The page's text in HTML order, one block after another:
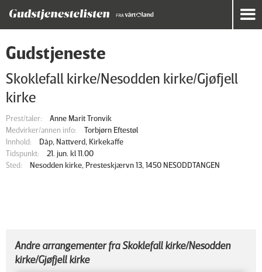
Gudstjeneste
Skoklefall kirke/Nesodden kirke/Gjøfjell
kirke
Prest/taler:
Anne Marit Tronvik
Medvirker/annen info:
Torbjørn Eftestøl
Innhold:
Dåp, Nattverd, Kirkekaffe
Tidspunkt:
21. jun. kl 11.00
Sted:
Nesodden kirke, Presteskjærvn 13, 1450 NESODDTANGEN
Andre arrangementer fra Skoklefall kirke/Nesodden
kirke/Gjøfjell kirke